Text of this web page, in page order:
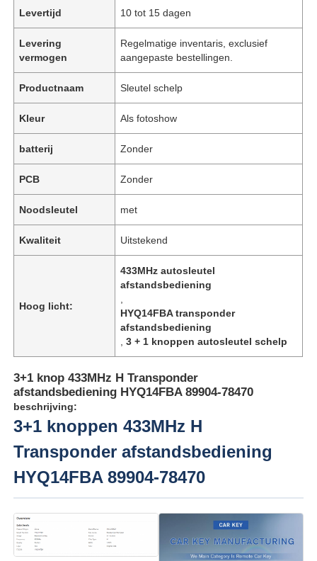
Levertijd 10 tot 15 dagen
Levering
vermogen
Regelmatige inventaris, exclusief
aangepaste bestellingen.
Productnaam Sleutel schelp
Kleur Als fotoshow
batterij Zonder
PCB Zonder
Noodsleutel met
Kwaliteit Uitstekend
Hoog licht:
433MHz autosleutel
afstandsbediening
HYQ14FBA transponder
afstandsbediening
,3 + 1 knoppen autosleutel schelp
3+1 knop 433MHz H Transponder
afstandsbediening HYQ14FBA 89904-78470
beschrijving:
3+1 knoppen 433MHz H
Transponder afstandsbediening
HYQ14FBA 89904-78470